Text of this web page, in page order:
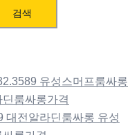
유성스머프룸싸롱
룸싸롱가격
대전알라딘룸싸롱 유성